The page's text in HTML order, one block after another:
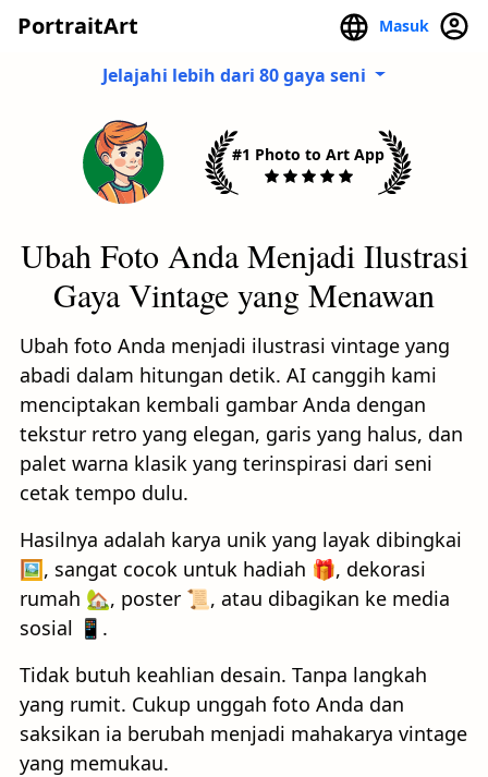
PortraitArt Masuk
Jelajahi lebih dari 80 gaya seni
#1 Photo to Art App
Ubah Foto Anda Menjadi Ilustrasi
Gaya Vintage yang Menawan
Ubah foto Anda menjadi ilustrasi vintage yang
abadi dalam hitungan detik. AI canggih kami
menciptakan kembali gambar Anda dengan
tekstur retro yang elegan, garis yang halus, dan
palet warna klasik yang terinspirasi dari seni
cetak tempo dulu.
Hasilnya adalah karya unik yang layak dibingkai
🖼️, sangat cocok untuk hadiah 🎁, dekorasi
rumah 🏡, poster 📜, atau dibagikan ke media
sosial 📱.
Tidak butuh keahlian desain. Tanpa langkah
yang rumit. Cukup unggah foto Anda dan
saksikan ia berubah menjadi mahakarya vintage
yang memukau.